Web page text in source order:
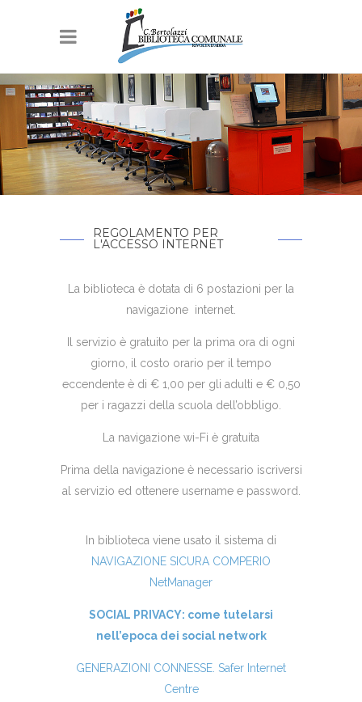
REGOLAMENTO PER
L'ACCESSO INTERNET
La biblioteca è dotata di 6 postazioni per la
navigazione internet.
Il servizio è gratuito per la prima ora di ogni
giorno, il costo orario per il tempo
eccendente è di € 1,00 per gli adulti e € 0,50
per i ragazzi della scuola dell’obbligo.
La navigazione wi-Fi è gratuita
Prima della navigazione è necessario iscriversi
al servizio ed ottenere username e password.
In biblioteca viene usato il sistema di
NAVIGAZIONE SICURA COMPERIO
NetManager
SOCIAL PRIVACY: come tutelarsi
nell’epoca dei social network
GENERAZIONI CONNESSE. Safer Internet
Centre